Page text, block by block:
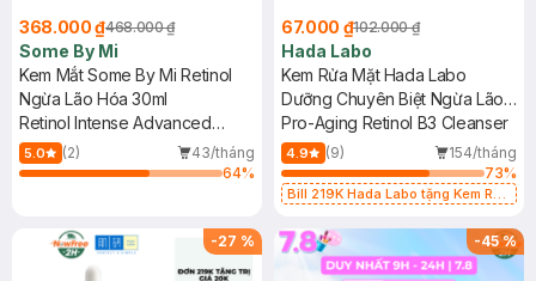
368.000 ₫468.000 ₫
Some By Mi
Kem Mắt Some By Mi Retinol
Ngừa Lão Hóa 30ml
Retinol Intense Advanced
Triple Action Eye Cream
5.0 (2)
43/tháng
64%
67.000 ₫102.000 ₫
Hada Labo
Kem Rửa Mặt Hada Labo
Dưỡng Chuyên Biệt Ngừa Lão
Hóa 80g
Pro-Aging Retinol B3 Cleanser
4.9 (9)
154/tháng
73%
Bill 219K Hada Labo tặng Kem Rửa
-27 % -45%